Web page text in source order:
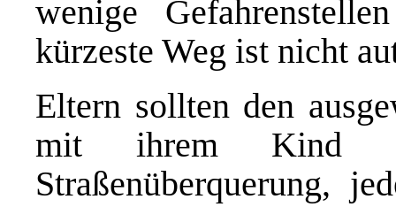
wenige
kürzeste Weg ist nicht
Eltern sollten den
mit ihrem Kind
Straßenüberquerung,